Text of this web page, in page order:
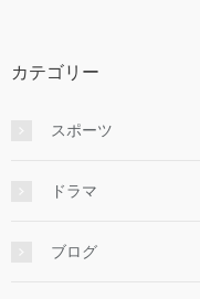
カテゴリー
スポーツ
ドラマ
ブログ